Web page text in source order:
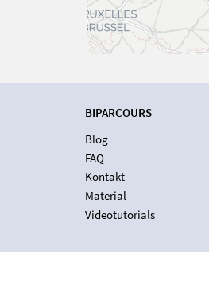
BIPARCOURS
Blog
FAQ
Kontakt
Material
Videotutorials